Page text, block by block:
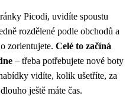
Picodi, uvidíte spoustu
rozdělené podle obchodů a
zorientujete. Celé to začíná
– třeba potřebujete nové boty
vidíte, kolik ušetříte, za
ještě máte čas.